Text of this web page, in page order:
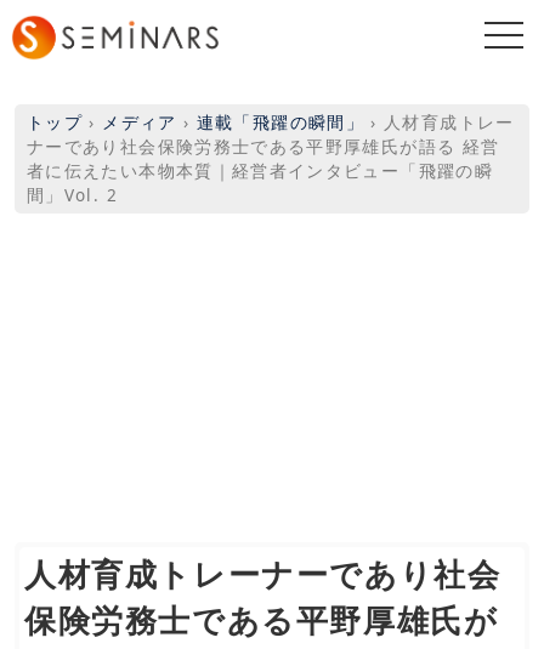
トップ › メディア › 連載「飛躍の瞬間」 › 人材育成トレー
ナーであり社会保険労務士である平野厚雄氏が語る 経営
者に伝えたい本物本質｜経営者インタビュー「飛躍の瞬
間」Vol. 2
人材育成トレーナーであり社会
保険労務士である平野厚雄氏が